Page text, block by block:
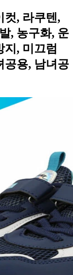
컷, 라쿠텐,
, 농구화, 운
, 미끄럼
공용, 남녀공